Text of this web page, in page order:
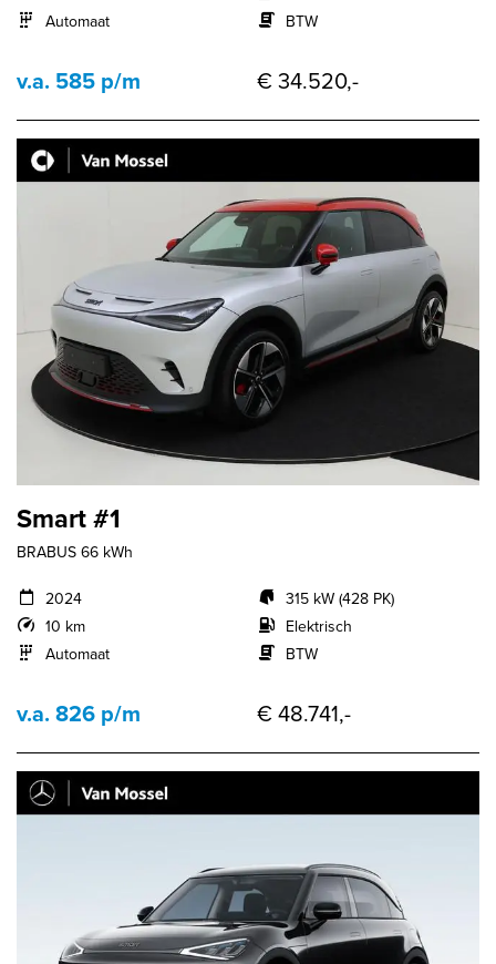
Automaat
BTW
v.a. 585 p/m € 34.520,-
Smart #1
BRABUS 66 kWh
2024
10 km
Automaat
315 kW (428 PK)
Elektrisch
BTW
v.a. 826 p/m € 48.741,-